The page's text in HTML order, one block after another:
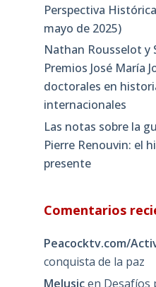
Perspectiva
mayo de 2025)
Nathan Rousselot y
Premios José María
doctorales en
internacionales
Las notas sobre la
Pierre Renouvin: el
presente
Comentarios
Peacocktv.com/
conquista de la paz
Melusicen Desafíos